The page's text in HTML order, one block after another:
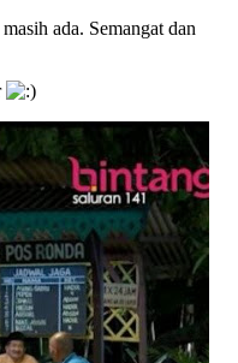
ada. Semangat dan